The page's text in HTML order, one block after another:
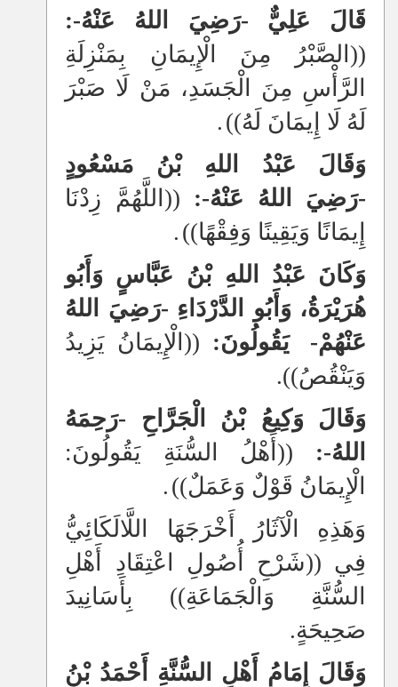
قَالَ عَلِيٌّ -رَضِيَ اللهُ عَنْهُ-:
((الصَّبْرُ مِنَ الْإِيمَانِ بِمَنْزِلَةِ
الرَّأْسِ مِنَ الْجَسَدِ، مَنْ لَا صَبْرَ
لَهُ لَا إِيمَانَ لَهُ)) .
وَقَالَ عَبْدُ اللهِ بْنُ مَسْعُودٍ
-رَضِيَ اللهُ عَنْهُ-: ((اللَّهُمَّ زِدْنَا
إِيمَانًا وَيَقِينًا وَفِقْهًا)) .
وَكَانَ عَبْدُ اللهِ بْنُ عَبَّاسٍ وَأَبُو
هُرَيْرَةُ، وَأَبُو الدَّرْدَاءِ -رَضِيَ اللهُ
عَنْهُمْ-
يَقُولُونَ: ((الْإِيمَانُ يَزِيدُ
وَيَنْقُصُ)).
وَقَالَ وَكِيعُ بْنُ الْجَرَّاحِ -رَحِمَهُ
اللهُ-: ((أَهْلُ السُّنَةِ يَقُولُونَ:
الْإِيمَانُ قَوْلٌ وَعَمَلٌ)) .
وَهَذِهِ الْآثَارُ أَخْرَجَهَا اللَّالَكَائِيُّ
فِي ((شَرْحِ أُصُولِ اعْتِقَادِ أَهْلِ
السُّنَّةِ وَالْجَمَاعَةِ)) بِأَسَانِيدَ
صَحِيحَةٍ.
وَقَالَ إِمَامُ أَهْلِ السُّنَّةِ أَحْمَدُ بْنُ